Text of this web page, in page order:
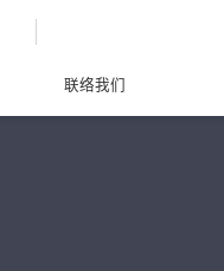
联络我们